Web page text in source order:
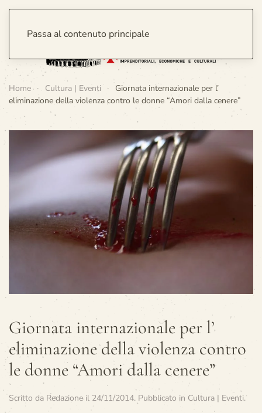
Passa al contenuto principale
Home Cultura | Eventi
Giornata internazionale per l’
eliminazione della violenza contro le donne “Amori dalla cenere”
Giornata internazionale per l’
eliminazione della violenza contro
le donne “Amori dalla cenere”
Scritto da Redazioneil 24/11/2014. Pubblicato in Cultura | Eventi.